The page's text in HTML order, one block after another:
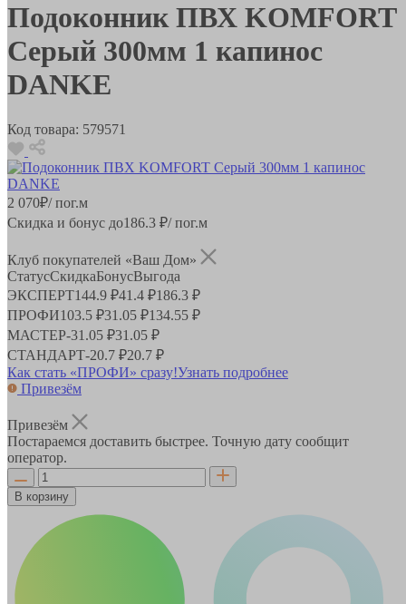
Подоконник ПВХ KOMFORT
Серый 300мм 1 капинос
DANKE
Код товара: 579571
2 070₽/ пог.м
Скидка и бонус до186.3 ₽/ пог.м
Клуб покупателей «Ваш Дом»
СтатусСкидкаБонусВыгода
ЭКСПЕРТ144.9 ₽41.4 ₽186.3 ₽
ПРОФИ103.5 ₽31.05 ₽134.55 ₽
МАСТЕР-31.05 ₽31.05 ₽
СТАНДАРТ-20.7 ₽20.7 ₽
Как стать «ПРОФИ» сразу!Узнать подробнее
Привезём
Привезём
Постараемся доставить быстрее. Точную дату сообщит
оператор.
В корзину